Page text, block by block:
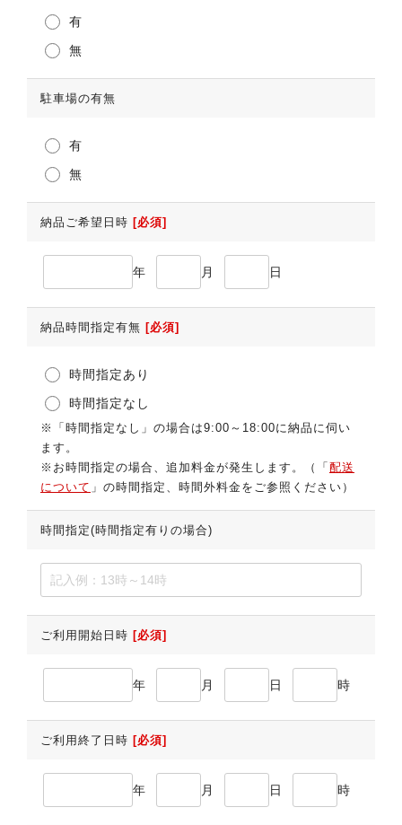
有
無
駐車場の有無
有
無
納品ご希望日時 [必須]
年 月 日
納品時間指定有無 [必須]
時間指定あり
時間指定なし
※「時間指定なし」の場合は9:00～18:00に納品に伺い
ます。
※お時間指定の場合、追加料金が発生します。（「 配送
について 」の時間指定、時間外料金をご参照ください）
時間指定(時間指定有りの場合)
ご利用開始日時 [必須]
年 月 日 時
ご利用終了日時 [必須]
年 月 日 時